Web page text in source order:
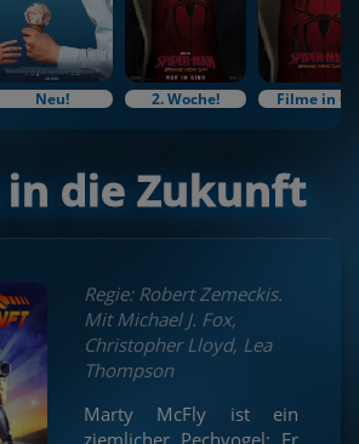
Neu! 2. Woche! Filme in
die Zukunft
Regie: Robert Zemeckis.
Mit Michael J. Fox,
Christopher Lloyd, Lea
Thompson
Marty McFly ist ein